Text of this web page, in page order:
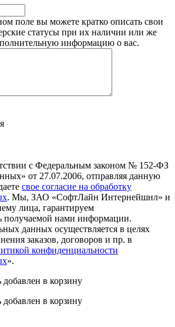
поле вы можете кратко описать свои
статусы при их наличии или же
информацию о вас.
с Федеральным законом № 152-ФЗ
от 27.07.2006, отправляя данную
свое согласие на обработку
. Мы, ЗАО «СофтЛайн Интернейшнл» и
лица, гарантируем
получаемой нами информации.
данных осуществляется в целях
заказов, договоров и пр. в
конфиденциальности
».
в корзину
в корзину